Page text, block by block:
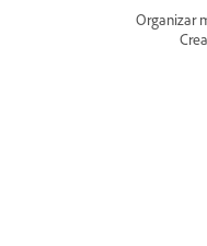
Organizar